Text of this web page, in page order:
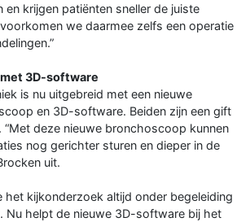
en krijgen patiënten sneller de juiste
we daarmee zelfs een operatie
3D-software
is nu uitgebreid met een nieuwe
en 3D-software. Beiden zijn een gift
“Met deze nieuwe bronchoscoop kunnen
nog gerichter sturen en dieper in de
uit.
het kijkonderzoek altijd onder begeleiding
Nu helpt de nieuwe 3D-software bij het